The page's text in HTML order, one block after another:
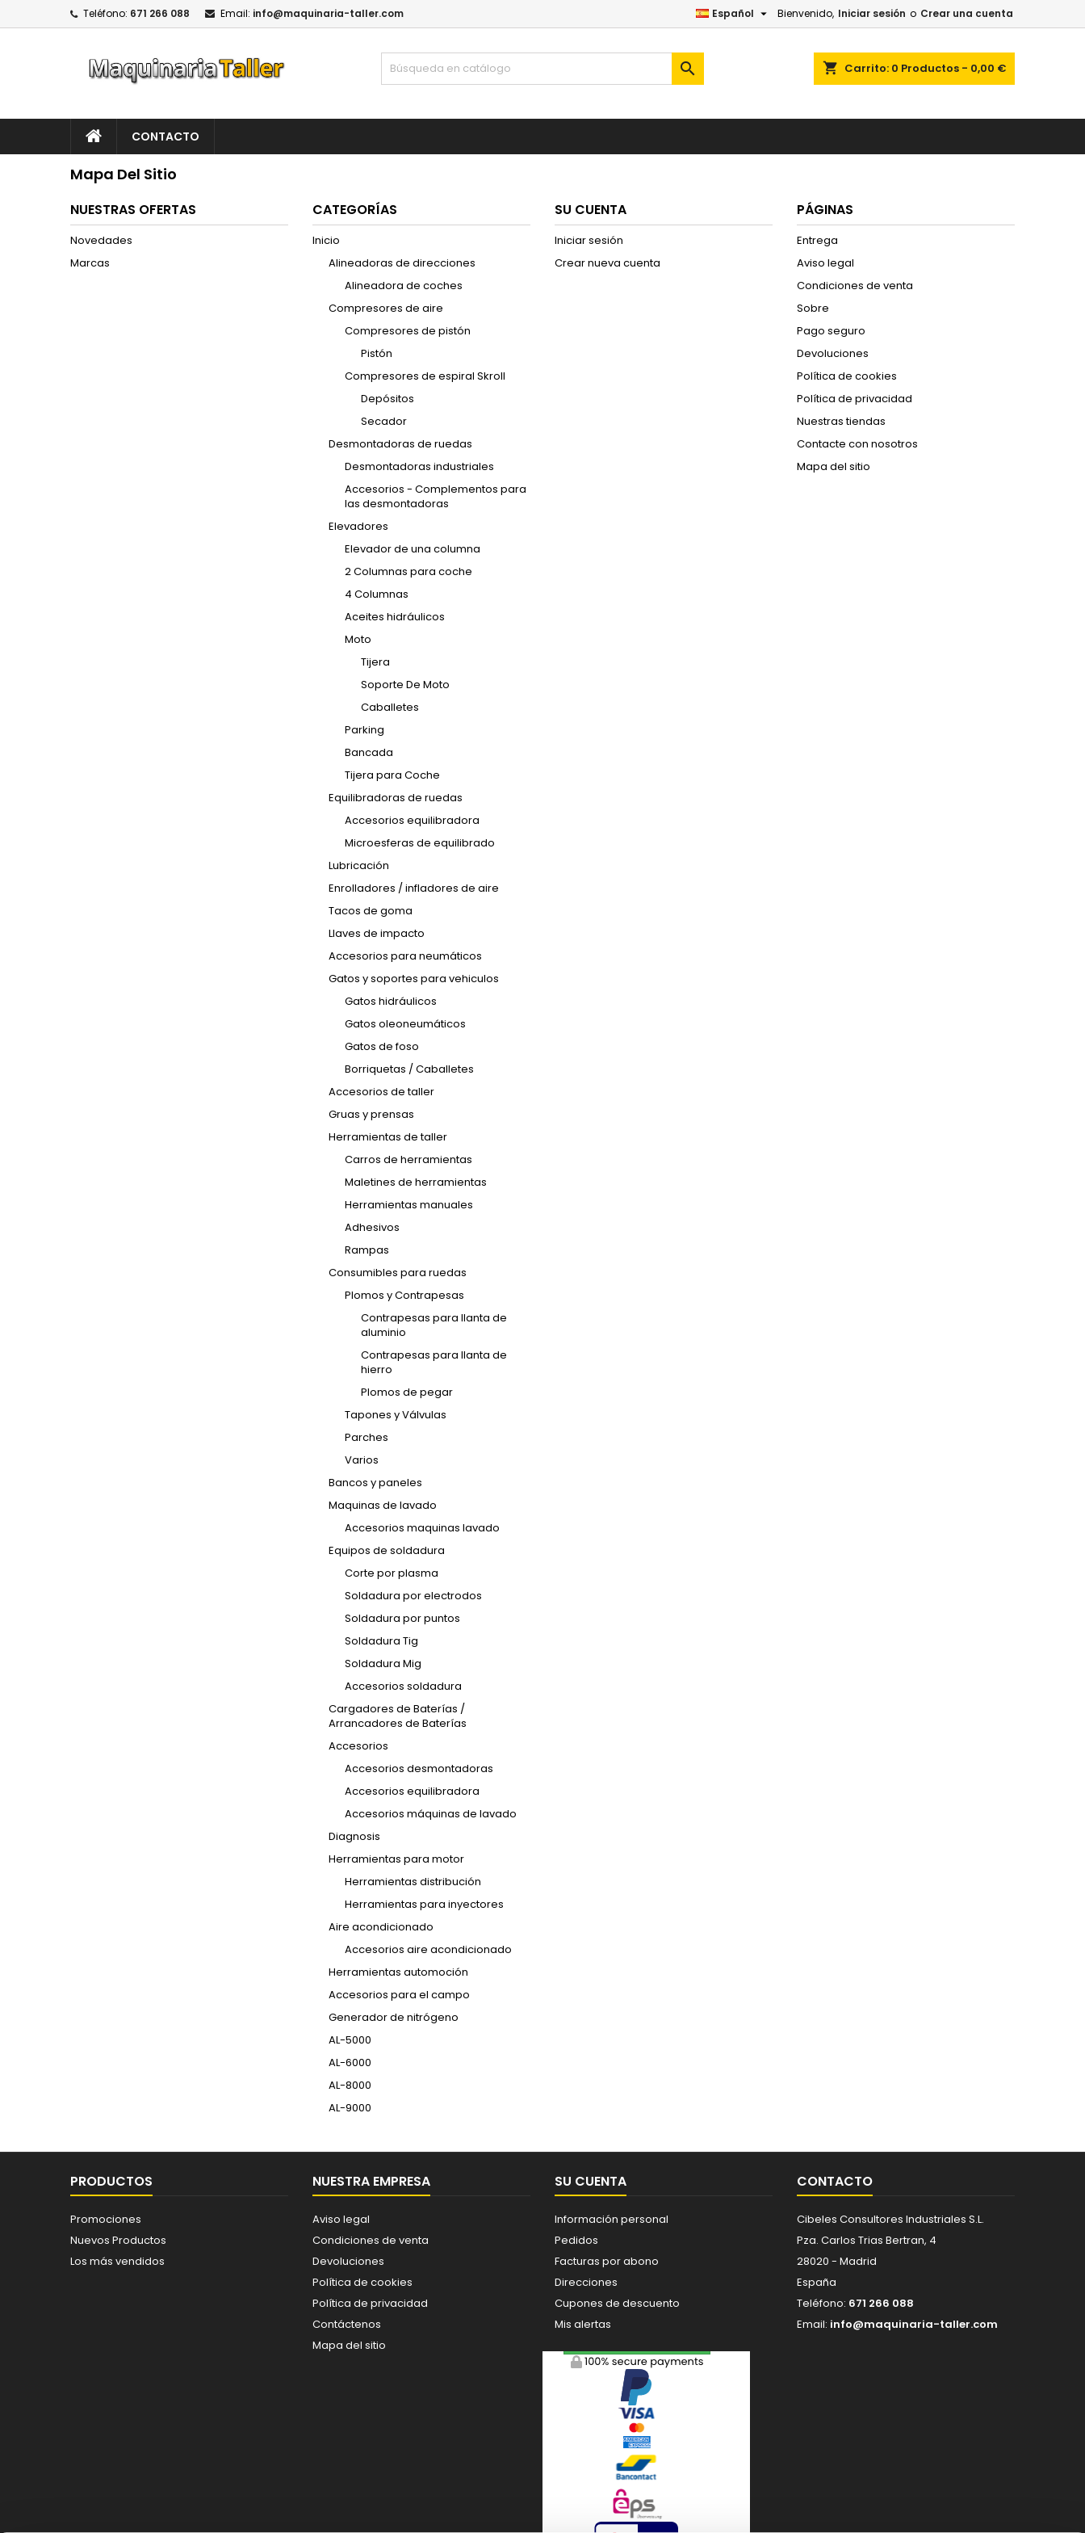
Teléfono: 671 266 088 Email: info@maquinaria-taller.com Bienvenido, Iniciar sesión o Crear una cuenta
Español 
shopping_cart Carrito: 0 Productos - 0,00 €

CONTACTO
Mapa Del Sitio
NUESTRAS OFERTAS
Novedades
Marcas
CATEGORÍAS
Inicio
Alineadoras de direcciones
Alineadora de coches
Compresores de aire
Compresores de pistón
Pistón
Compresores de espiral Skroll
Depósitos
Secador
Desmontadoras de ruedas
Desmontadoras industriales
Accesorios - Complementos para
las desmontadoras
Elevadores
Elevador de una columna
2 Columnas para coche
4 Columnas
Aceites hidráulicos
Moto
Tijera
Soporte De Moto
Caballetes
Parking
Bancada
Tijera para Coche
Equilibradoras de ruedas
Accesorios equilibradora
Microesferas de equilibrado
Lubricación
Enrolladores / infladores de aire
Tacos de goma
Llaves de impacto
Accesorios para neumáticos
Gatos y soportes para vehiculos
Gatos hidráulicos
Gatos oleoneumáticos
Gatos de foso
Borriquetas / Caballetes
Accesorios de taller
Gruas y prensas
Herramientas de taller
Carros de herramientas
Maletines de herramientas
Herramientas manuales
Adhesivos
Rampas
Consumibles para ruedas
Plomos y Contrapesas
Contrapesas para llanta de
aluminio
Contrapesas para llanta de
hierro
Plomos de pegar
Tapones y Válvulas
Parches
Varios
Bancos y paneles
Maquinas de lavado
Accesorios maquinas lavado
Equipos de soldadura
Corte por plasma
Soldadura por electrodos
Soldadura por puntos
Soldadura Tig
Soldadura Mig
Accesorios soldadura
Cargadores de Baterías /
Arrancadores de Baterías
Accesorios
Accesorios desmontadoras
Accesorios equilibradora
Accesorios máquinas de lavado
Diagnosis
Herramientas para motor
Herramientas distribución
Herramientas para inyectores
Aire acondicionado
Accesorios aire acondicionado
Herramientas automoción
Accesorios para el campo
Generador de nitrógeno
AL-5000
AL-6000
AL-8000
AL-9000
SU CUENTA
Iniciar sesión
Crear nueva cuenta
PÁGINAS
Entrega
Aviso legal
Condiciones de venta
Sobre
Pago seguro
Devoluciones
Política de cookies
Política de privacidad
Nuestras tiendas
Contacte con nosotros
Mapa del sitio
PRODUCTOS
Promociones
Nuevos Productos
Los más vendidos
NUESTRA EMPRESA
Aviso legal
Condiciones de venta
Devoluciones
Política de cookies
Política de privacidad
Contáctenos
Mapa del sitio
SU CUENTA
Información personal
Pedidos
Facturas por abono
Direcciones
Cupones de descuento
Mis alertas
CONTACTO
Cibeles Consultores Industriales S.L.
Pza. Carlos Trias Bertran, 4
28020 - Madrid
España
Teléfono: 671 266 088
Email: info@maquinaria-taller.com